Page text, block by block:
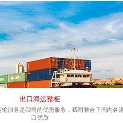
出口海运整柜
输服务是我司的优势服务，我司整合了国内各
口优质